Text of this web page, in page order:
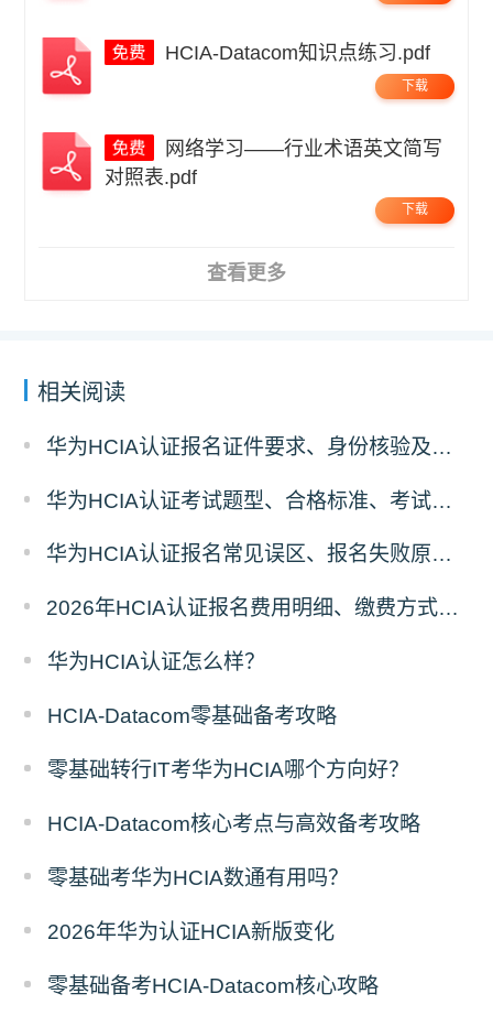
HCIA-Datacom知识点练习.pdf
下载
对照表.pdf
下载
查看更多
相关阅读
华为HCIA认证报名证件要求、身份核验及考场入场规则
华为HCIA认证考试题型、合格标准、考试时长报名前置须知
华为HCIA认证报名常见误区、报名失败原因及解决方案汇总
2026年HCIA认证报名费用明细、缴费方式及省钱攻略
华为HCIA认证怎么样？
HCIA-Datacom零基础备考攻略
零基础转行IT考华为HCIA哪个方向好？
HCIA-Datacom核心考点与高效备考攻略
零基础考华为HCIA数通有用吗？
2026年华为认证HCIA新版变化
零基础备考HCIA-Datacom核心攻略